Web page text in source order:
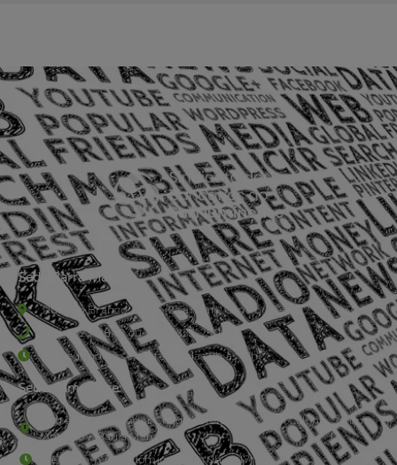
Sede Barra Mansa
Rua Rio Branco, nº107 (2º andar), Centro - Cep: 27.330-030
(24) 3323-2848 ou (24) 3323-2500
De segunda à sexta-feira , das 9h às 17h.
Sede Campestre:
Estrada Governador Chagas Freitas – 3.780 – Colônia Santo
Antônio – Barra Mansa
De terça-feira a domingo, das 9h às 17h